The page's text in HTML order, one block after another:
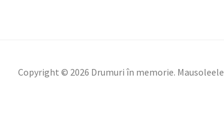
Copyright © 2026 Drumuri în memorie. Mausoleele